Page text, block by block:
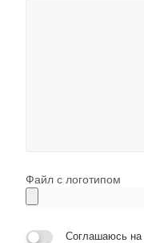
Файл с логотипом
Соглашаюсь на